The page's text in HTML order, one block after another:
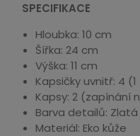
SPECIFIKACE
Hloubka: 10 cm
Šířka: 24 cm
Výška: 11 cm
Kapsičky uvnitř: 4
Kapsy: 2 (zapínání
Barva detailů: Zlatá
Materiál: Eko kůže